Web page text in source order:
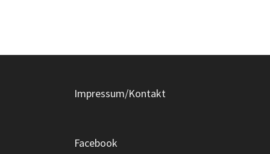
Impressum/Kontakt
Facebook